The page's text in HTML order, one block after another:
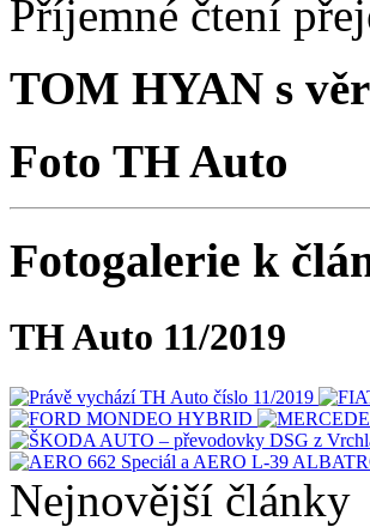
Příjemné čtení
TOM HYAN s
Foto TH Auto
Fotogalerie k
TH Auto 11/2019
Nejnovější články